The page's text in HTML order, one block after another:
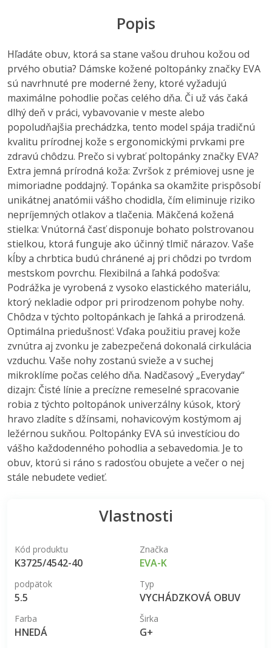
Popis
Hľadáte obuv, ktorá sa stane vašou druhou kožou od
prvého obutia? Dámske kožené poltopánky značky EVA
sú navrhnuté pre moderné ženy, ktoré vyžadujú
maximálne pohodlie počas celého dňa. Či už vás čaká
dlhý deň v práci, vybavovanie v meste alebo
popoludňajšia prechádzka, tento model spája tradičnú
kvalitu prírodnej kože s ergonomickými prvkami pre
zdravú chôdzu. Prečo si vybrať poltopánky značky EVA?
Extra jemná prírodná koža: Zvršok z prémiovej usne je
mimoriadne poddajný. Topánka sa okamžite prispôsobí
unikátnej anatómii vášho chodidla, čím eliminuje riziko
nepríjemných otlakov a tlačenia. Mäkčená kožená
stielka: Vnútorná časť disponuje bohato polstrovanou
stielkou, ktorá funguje ako účinný tlmič nárazov. Vaše
kĺby a chrbtica budú chránené aj pri chôdzi po tvrdom
mestskom povrchu. Flexibilná a ľahká podošva:
Podrážka je vyrobená z vysoko elastického materiálu,
ktorý nekladie odpor pri prirodzenom pohybe nohy.
Chôdza v týchto poltopánkach je ľahká a prirodzená.
Optimálna priedušnosť: Vďaka použitiu pravej kože
zvnútra aj zvonku je zabezpečená dokonalá cirkulácia
vzduchu. Vaše nohy zostanú svieže a v suchej
mikroklíme počas celého dňa. Nadčasový „Everyday“
dizajn: Čisté línie a precízne remeselné spracovanie
robia z týchto poltopánok univerzálny kúsok, ktorý
hravo zladíte s džínsami, nohavicovým kostýmom aj
ležérnou sukňou. Poltopánky EVA sú investíciou do
vášho každodenného pohodlia a sebavedomia. Je to
obuv, ktorú si ráno s radosťou obujete a večer o nej
stále nebudete vedieť.
Vlastnosti
Kód produktu
K3725/4542-40
Značka
EVA-K
podpätok
5.5
Typ
VYCHÁDZKOVÁ OBUV
Farba
HNEDÁ
Širka
G+